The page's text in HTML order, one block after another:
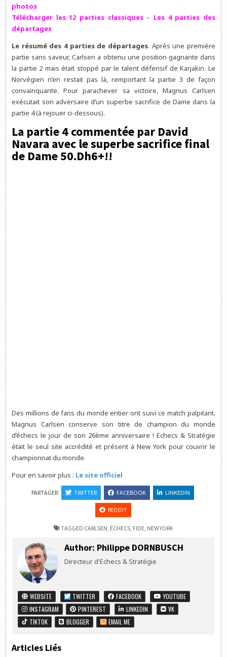
photos
Télécharger les 12 parties classiques– Les 4 parties des
départages
Le résumé des 4 parties de départages. Après une première
partie sans saveur, Carlsen a obtenu une position gagnante dans
la partie 2 mais était stoppé par le talent défensif de Karjakin. Le
Norvégien n’en restait pas là, remportant la partie 3 de façon
convainquante. Pour parachever sa victoire, Magnus Carlsen
exécutait son adversaire d’un superbe sacrifice de Dame dans la
partie 4 (à rejouer ci-dessous).
La partie 4 commentée par David
Navara avec le superbe sacrifice final
de Dame 50.Dh6+!!
Des millions de fans du monde entier ont suivi ce match palpitant.
Magnus Carlsen conserve son titre de champion du monde
d’échecs le jour de son 26ème anniversaire ! Echecs & Stratégie
était le seul site accrédité et présent à New York pour couvrir le
championnat du monde.
Pour en savoir plus : Le site officiel
PARTAGER: TWITTER FACEBOOK LINKEDIN
REDDIT
TAGGED CARLSEN, ÉCHECS, FIDE, NEW YORK
Author: Philippe DORNBUSCH
Directeur d'Echecs & Stratégie
WEBSITE TWITTER FACEBOOK
YOUTUBE
INSTAGRAM
PINTEREST LINKEDIN
VK
TIKTOK
BLOGGER EMAIL ME
Articles Liés